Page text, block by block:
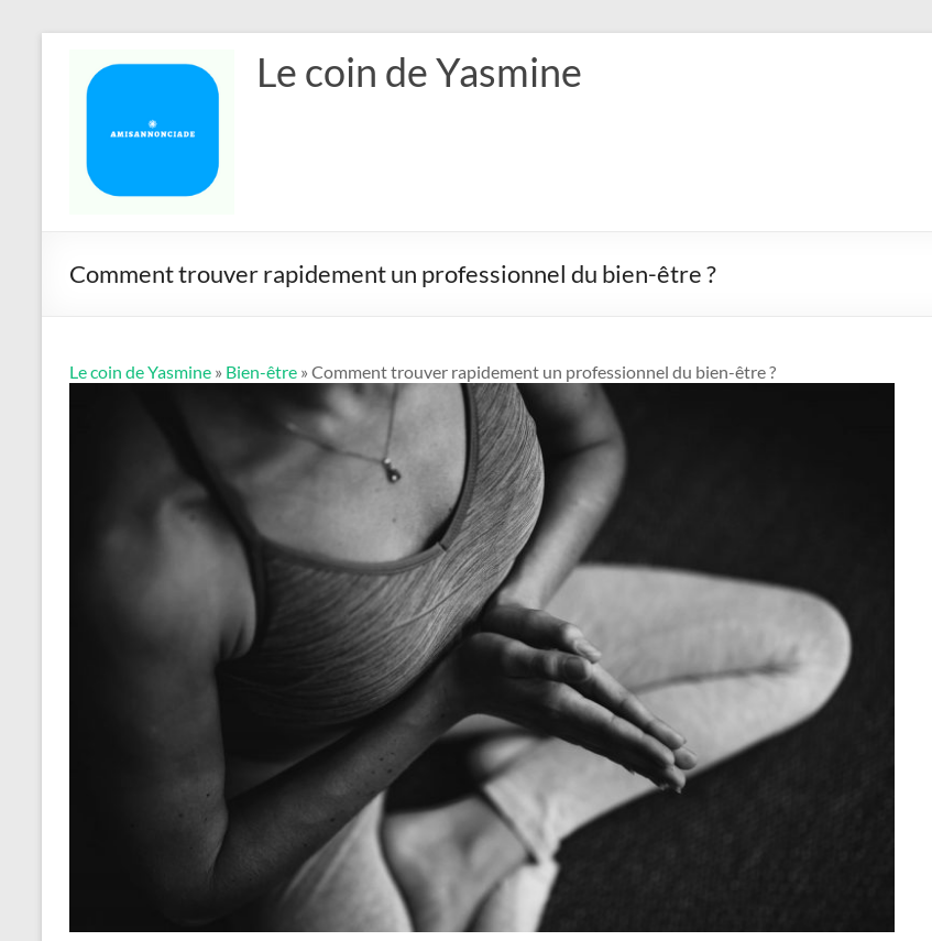
contenu
Le coin de Yasmine
Comment trouver rapidement un professionnel du bien-être ?
Le coin de Yasmine » Bien-être » Comment trouver rapidement un professionnel du bien-être ?